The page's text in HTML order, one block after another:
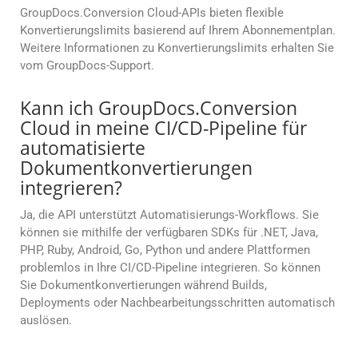
GroupDocs.Conversion Cloud-APIs bieten flexible
Konvertierungslimits basierend auf Ihrem Abonnementplan.
Weitere Informationen zu Konvertierungslimits erhalten Sie
vom GroupDocs-Support.
Kann ich GroupDocs.Conversion
Cloud in meine CI/CD-Pipeline für
automatisierte
Dokumentkonvertierungen
integrieren?
Ja, die API unterstützt Automatisierungs-Workflows. Sie
können sie mithilfe der verfügbaren SDKs für .NET, Java,
PHP, Ruby, Android, Go, Python und andere Plattformen
problemlos in Ihre CI/CD-Pipeline integrieren. So können
Sie Dokumentkonvertierungen während Builds,
Deployments oder Nachbearbeitungsschritten automatisch
auslösen.